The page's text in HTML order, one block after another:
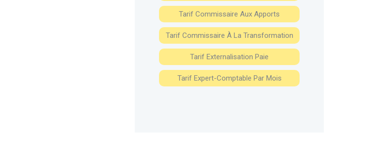
Tarif Commissaire Aux Apports
Tarif Commissaire À La Transformation
Tarif Externalisation Paie
Tarif Expert-Comptable Par Mois